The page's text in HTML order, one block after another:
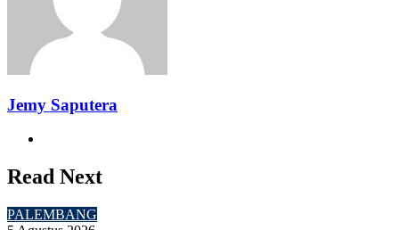
Jemy Saputera
Read Next
PALEMBANG